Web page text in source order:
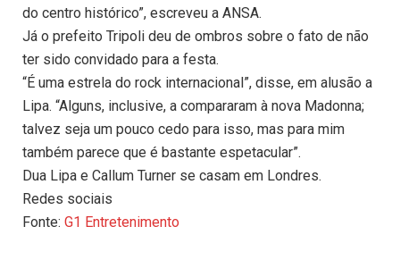
do centro histórico”, escreveu a ANSA.
Já o prefeito Tripoli deu de ombros sobre o fato de não
ter sido convidado para a festa.
“É uma estrela do rock internacional”, disse, em alusão a
Lipa. “Alguns, inclusive, a compararam à nova Madonna;
talvez seja um pouco cedo para isso, mas para mim
também parece que é bastante espetacular”.
Dua Lipa e Callum Turner se casam em Londres.
Redes sociais
Fonte: G1 Entretenimento